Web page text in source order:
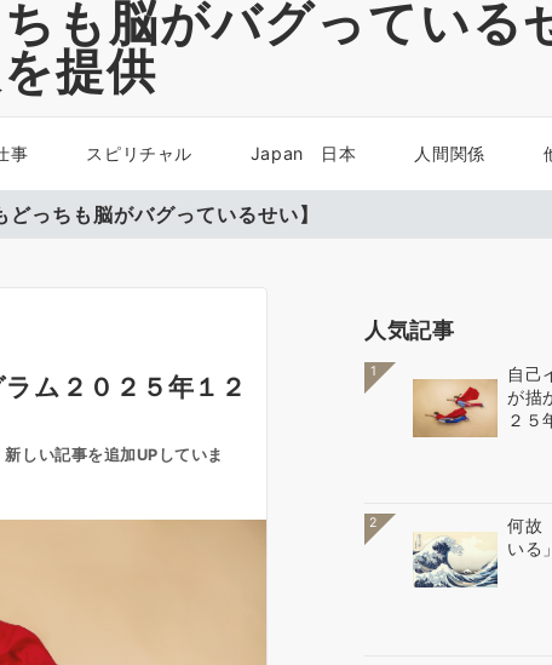
も脳がバグっている
提供
事 スピリチャル Japan 日本 人間関係
どっちも脳がバグっているせい】
ム２０２５年１２
しい記事を追加UPしていま
人気記事
1
自己
が描
２５
2
何故
いる